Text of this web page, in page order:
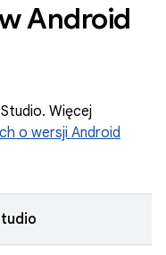
Android
Więcej
o wersji Android